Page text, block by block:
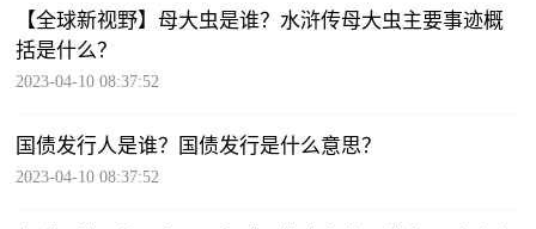
【全球新视野】母大虫是谁？水浒传母大虫主要事迹概
括是什么？
2023-04-10 08:37:52
国债发行人是谁？国债发行是什么意思？
2023-04-10 08:37:52